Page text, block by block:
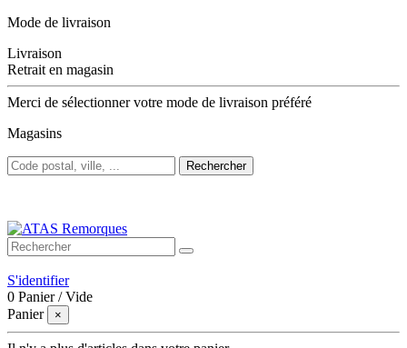
Mode de livraison
Livraison
Retrait en magasin
Merci de sélectionner votre mode de livraison préféré
Magasins
Rechercher
S'identifier
0 Panier /Vide
Panier
×